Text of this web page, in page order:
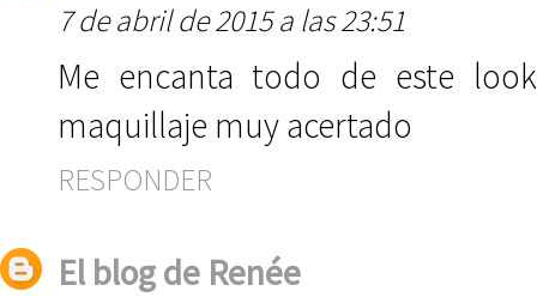
7 de abril de 2015 a las 23:51
Me encanta todo de este
maquillaje muy acertado
RESPONDER
El blog de Renée